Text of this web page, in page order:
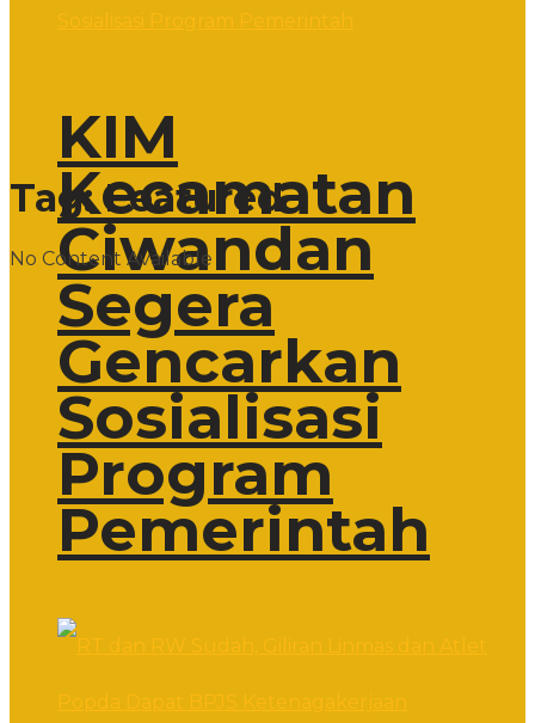
KIM
Kecamatan
Ciwandan
Segera
Gencarkan
Sosialisasi
Program
Pemerintah
Tag:Featured
No Content Available